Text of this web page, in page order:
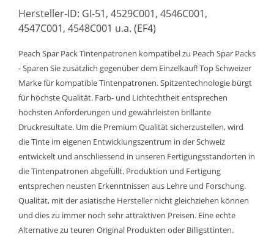
Hersteller-ID: GI-51, 4529C001, 4546C001,
4547C001, 4548C001 u.a. (EF4)
Peach Spar Pack Tintenpatronen kompatibel zu Peach Spar Packs
- Sparen Sie zusätzlich gegenüber dem Einzelkauf! Top Schweizer
Marke für kompatible Tintenpatronen. Spitzentechnologie bürgt
für höchste Qualität. Farb- und Lichtechtheit entsprechen
höchsten Anforderungen und gewährleisten brillante
Druckresultate. Um die Premium Qualität sicherzustellen, wird
die Tinte im eigenen Entwicklungszentrum in der Schweiz
entwickelt und anschliessend in unseren Fertigungsstandorten in
die Tintenpatronen abgefüllt. Produktion und Fertigung
entsprechen neusten Erkenntnissen aus Lehre und Forschung.
Qualität, mit der asiatische Hersteller nicht gleichziehen können
und dies zu immer noch sehr attraktiven Preisen. Eine echte
Alternative zu teuren Original Produkten oder Billigsttinten.